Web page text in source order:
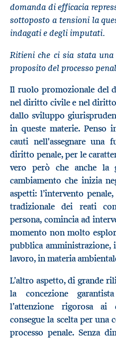
domanda di efficacia
sottoposto a tensioni la
indagati e degli imputati.
Ritieni che ci sia stata
proposito del processo
Il ruolo promozionale del
nel diritto civile e nel
dallo sviluppo
in queste materie. Penso
cauti nell'assegnare una
diritto penale, per le
vero però che anche la
cambiamento che inizia
aspetti: l’intervento
tradizionale dei reati
persona, comincia ad
momento non molto
pubblica
lavoro, in materia
L’altro aspetto, di grande
la concezione
l’attenzione rigorosa
consegue la scelta per una
processo penale. Senza